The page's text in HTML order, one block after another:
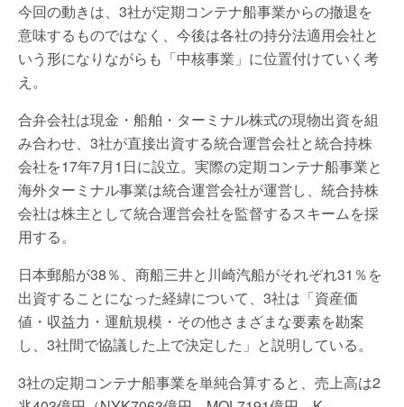
今回の動きは、3社が定期コンテナ船事業からの撤退を
意味するものではなく、今後は各社の持分法適用会社と
いう形になりながらも「中核事業」に位置付けていく考
え。
合弁会社は現金・船舶・ターミナル株式の現物出資を組
み合わせ、3社が直接出資する統合運営会社と統合持株
会社を17年7月1日に設立。実際の定期コンテナ船事業と
海外ターミナル事業は統合運営会社が運営し、統合持株
会社は株主として統合運営会社を監督するスキームを採
用する。
日本郵船が38％、商船三井と川崎汽船がそれぞれ31％を
出資することになった経緯について、3社は「資産価
値・収益力・運航規模・その他さまざまな要素を勘案
し、3社間で協議した上で決定した」と説明している。
3社の定期コンテナ船事業を単純合算すると、売上高は2